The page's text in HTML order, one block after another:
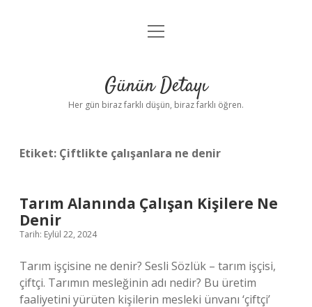
Anasayfa
Yasal Uyarı
menüyü
Günün Detayı
Her gün biraz farklı düşün, biraz farklı öğren.
Etiket: Çiftlikte çalışanlara ne denir
Tarım Alanında Çalışan Kişilere Ne
Denir
Tarih: Eylül 22, 2024
Tarım işçisine ne denir? Sesli Sözlük – tarım işçisi,
çiftçi. Tarımın mesleğinin adı nedir? Bu üretim
faaliyetini yürüten kişilerin mesleki ünvanı ‘çiftçi’